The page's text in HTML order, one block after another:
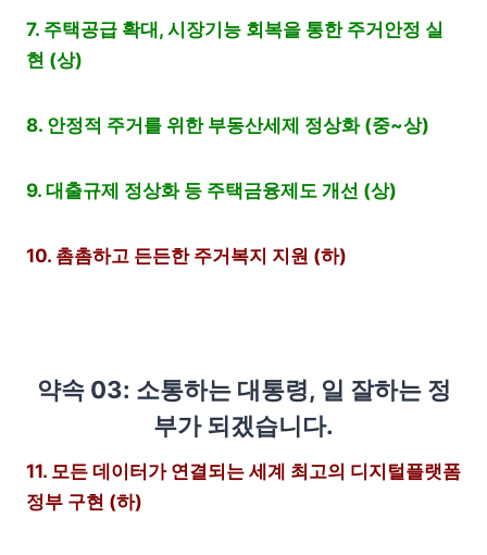
7. 주택공급 확대, 시장기능 회복을 통한 주거안정 실
현 (상)
8. 안정적 주거를 위한 부동산세제 정상화 (중~상)
9. 대출규제 정상화 등 주택금융제도 개선 (상)
10. 촘촘하고 든든한 주거복지 지원 (하)
약속 03: 소통하는 대통령, 일 잘하는 정
부가 되겠습니다.
11. 모든 데이터가 연결되는 세계 최고의 디지털플랫폼
정부 구현 (하)